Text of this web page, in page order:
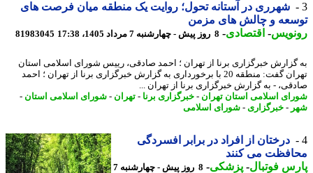
شهرری در آستانه تحول؛ روایت یک منطقه میان فرصت های
و چالش های مزمن
-اقتصادی-8 روز پیش - چهارشنبه 7 مرداد 1405، 17:38 81983045
خبرگزاری برنا از تهران ؛ احمد صادقی، رییس شورای اسلامی استان
تهران گفت: منطقه 20 با برخورداری به گزارش خبرگزاری برنا از تهران ؛ احمد
- به گزارش خبرگزاری برنا از تهران ...
اسلامی استان تهران- خبرگزاری برنا-تهران- شورای اسلامی استان-
-خبرگزاری - شورای اسلامی
درختان از افراد در برابر افسردگی
می کنند
فوتبال-پزشکی-
8 روز پیش - چهارشنبه 7